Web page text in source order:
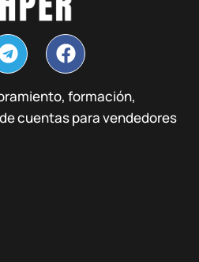
T
e
l
e
g
F
a
c
e
b
formación,
cuentas para vendedores